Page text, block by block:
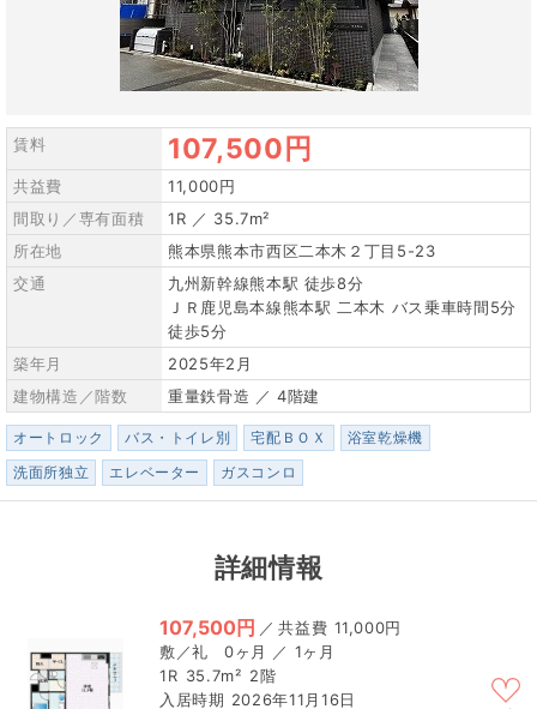
賃料 107,500円
共益費
11,000円
間取り／専有面積
1R ／ 35.7m²
所在地
熊本県熊本市西区二本木２丁目5-23
交通
九州新幹線熊本駅 徒歩8分
ＪＲ鹿児島本線熊本駅 二本木 バス乗車時間5分
徒歩5分
築年月
2025年2月
建物構造／階数
重量鉄骨造 ／ 4階建
オートロック バス・トイレ別 宅配ＢＯＸ
浴室乾燥機
洗面所独立
エレベーター ガスコンロ
詳細情報
107,500円 ／
11,000円
0ヶ月 ／ 1ヶ月
1R 35.7m² 2階
2026年11月16日